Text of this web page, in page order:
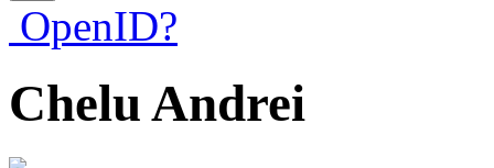
OpenID?
Chelu Andrei